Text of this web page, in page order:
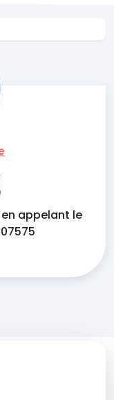
en appelant le